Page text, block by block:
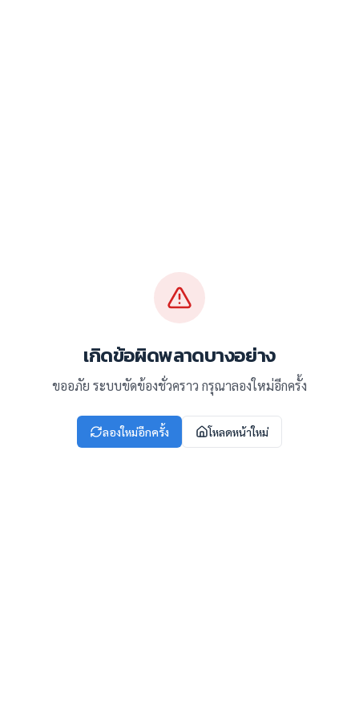
เกิดข้อผิดพลาดบางอย่าง
ขออภัย ระบบขัดข้องชั่วคราว กรุณาลองใหม่อีกครั้ง
ลองใหม่อีกครั้ง โหลดหน้าใหม่